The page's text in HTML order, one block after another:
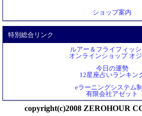
ショップ案内
特別総合リンク
ルアー＆フライフィッ
オンラインショップ オ
今日の運勢
12星座占いランキン
eラーニングシステム
有限会社アゼット
copyright(c)2008 ZEROHOUR